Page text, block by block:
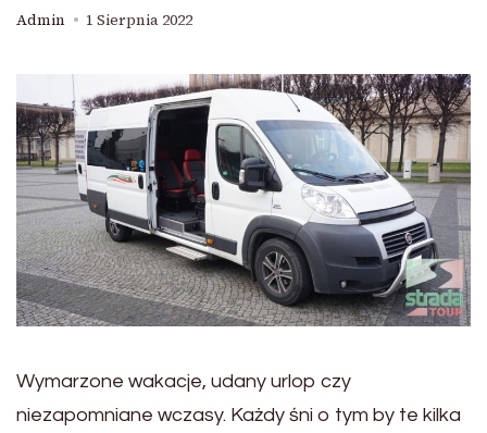
Admin 1 Sierpnia 2022
Wymarzone wakacje, udany urlop czy
niezapomniane wczasy. Każdy śni o tym by te kilka